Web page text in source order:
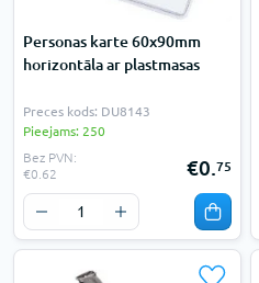
Personas karte 60x90mm
horizontāla ar plastmasas
Preces kods: DU8143
Pieejams: 250
Bez PVN:
€0.62
€0.75